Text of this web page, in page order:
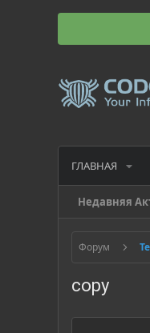
ГЛАВНАЯ
Недавняя
Форум
copy